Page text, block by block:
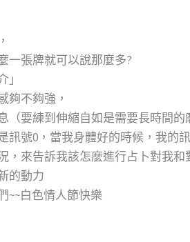
一張牌就可以說那麼多?
夠不夠強，
（要練到伸縮自如是需要長時間的
訊號0，當我身體好的時候，我的訊
，來告訴我該怎麼進行占卜對我和
的動力
~~白色情人節快樂